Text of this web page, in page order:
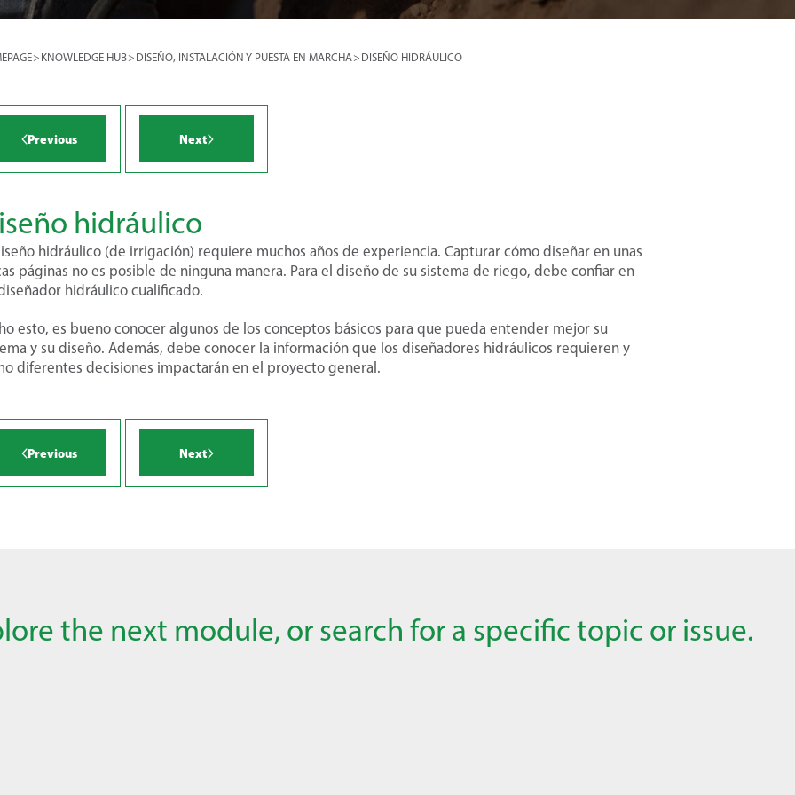
more >
instalación, con énfasis en los
more >
operación de su sistema de
limpiar el sistema y asegurarse
funcionando correctamente.
more >
> KNOWLEDGE HUB> DISEÑO, INSTALACIÓN Y PUESTA EN MARCHA> DISEÑO HIDRÁULICO
Previous Next
hidráulico
hidráulico (de irrigación) requiere muchos años de experiencia. Capturar cómo diseñar en unas
páginas no es posible de ninguna manera. Para el diseño de su sistema de riego, debe confiar en
hidráulico cualificado.
esto, es bueno conocer algunos de los conceptos básicos para que pueda entender mejor su
y su diseño. Además, debe conocer la información que los diseñadores hidráulicos requieren y
diferentes decisiones impactarán en el proyecto general.
Previous Next
the next module, or search for a specific topic or issue.